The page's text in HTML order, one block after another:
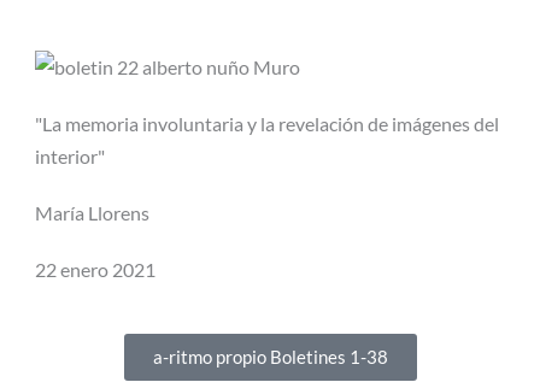
"La memoria involuntaria y la revelación de imágenes del
interior"
María Llorens
22 enero 2021
a-ritmo propio Boletines 1-38